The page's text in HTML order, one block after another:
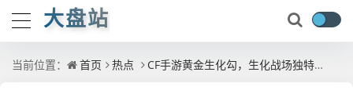
大盘站
当前位置： 首页 热点 CF手游黄金生化勾，生化战场独特利器及永久领取方法